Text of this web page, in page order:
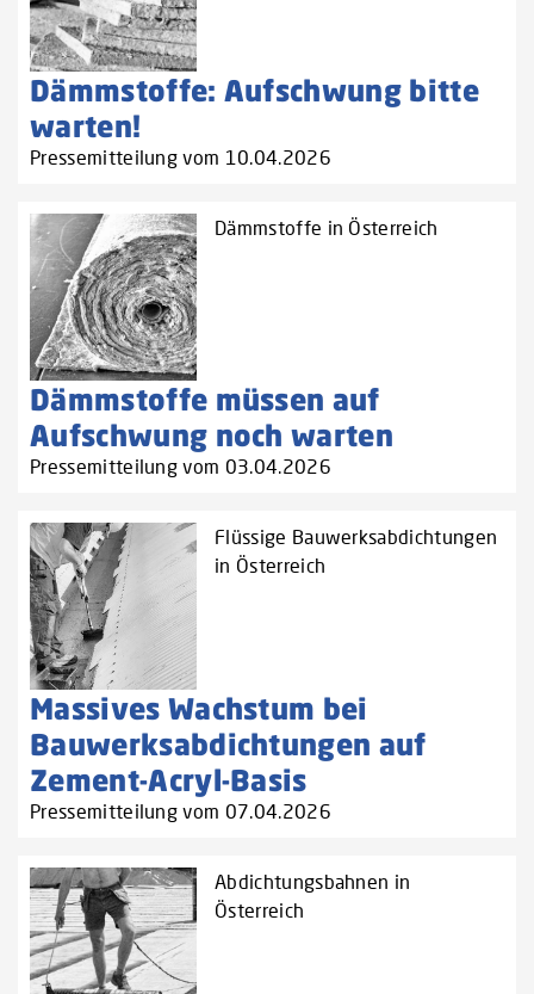
Dämmstoffe: Aufschwung bitte
warten!
Pressemitteilung vom 10.04.2026
Dämmstoffe in Österreich
Dämmstoffe müssen auf
Aufschwung noch warten
Pressemitteilung vom 03.04.2026
Flüssige Bauwerksabdichtungen
in Österreich
Massives Wachstum bei
Bauwerksabdichtungen auf
Zement-Acryl-Basis
Pressemitteilung vom 07.04.2026
Abdichtungsbahnen in
Österreich